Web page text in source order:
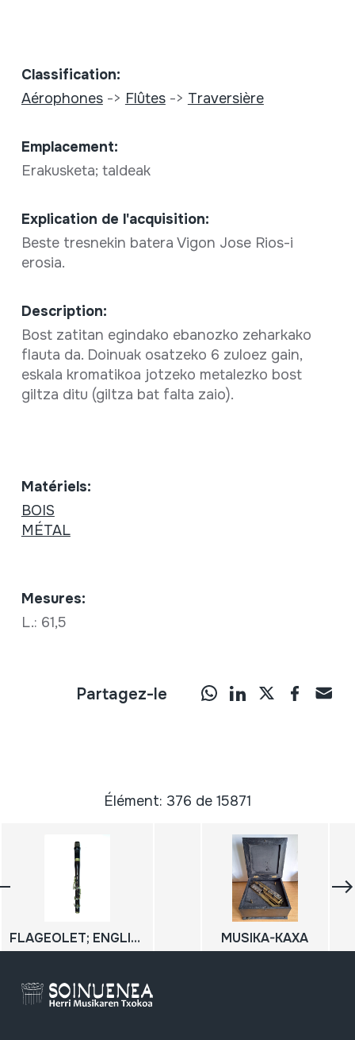
Classification:
Aérophones-> Flûtes-> Traversière
Emplacement:
Erakusketa; taldeak
Explication de l'acquisition:
Beste tresnekin batera Vigon Jose Rios-i
erosia.
Description:
Bost zatitan egindako ebanozko zeharkako
flauta da. Doinuak osatzeko 6 zuloez gain,
eskala kromatikoa jotzeko metalezko bost
giltza ditu (giltza bat falta zaio).
Matériels:
BOIS
MÉTAL
Mesures:
L.: 61,5
Partagez-le
Élément: 376 de 15871
FLAGEOLET; ENGLISH FLAGEOLET MUSIKA-KAXA